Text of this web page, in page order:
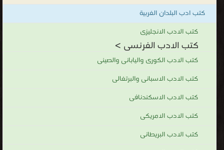
كتب ادب البلدان الغربية
كتب الادب الانجليزى
كتب الادب الفرنسى >
كتب الادب الكورى واليابانى والصينى
كتب الادب الاسبانى والبرتغالى
كتب الادب الاسكندنافى
كتب الادب الامريكى
كتب الادب البريطانى